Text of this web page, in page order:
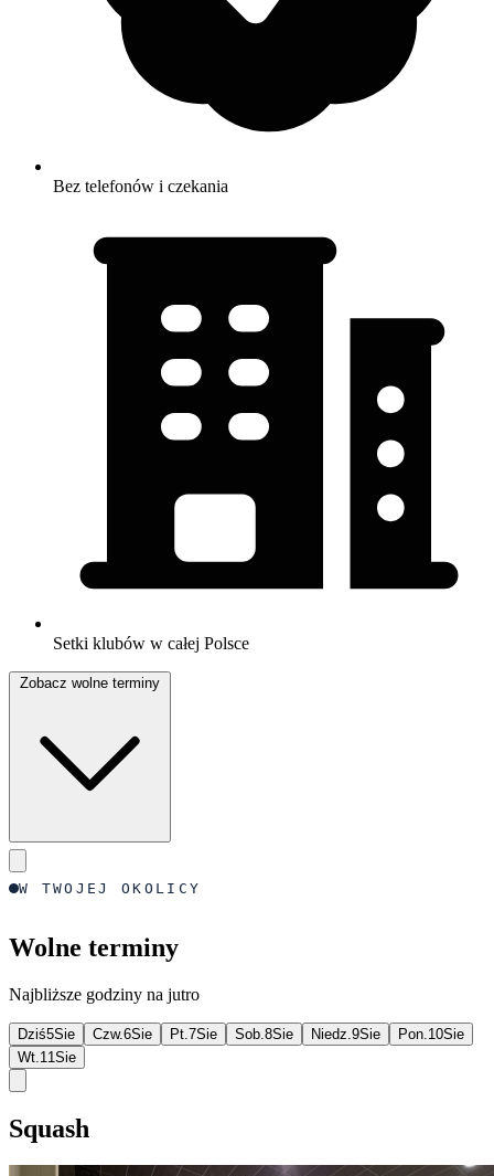
Bez telefonów i czekania
Setki klubów w całej Polsce
W TWOJEJ OKOLICY
Wolne terminy
Najbliższe godziny na jutro
Dziś5Sie Czw.6Sie Pt. 7Sie Sob. 8Sie Niedz. 9Sie Pon. 10Sie
Wt. 11Sie
Squash